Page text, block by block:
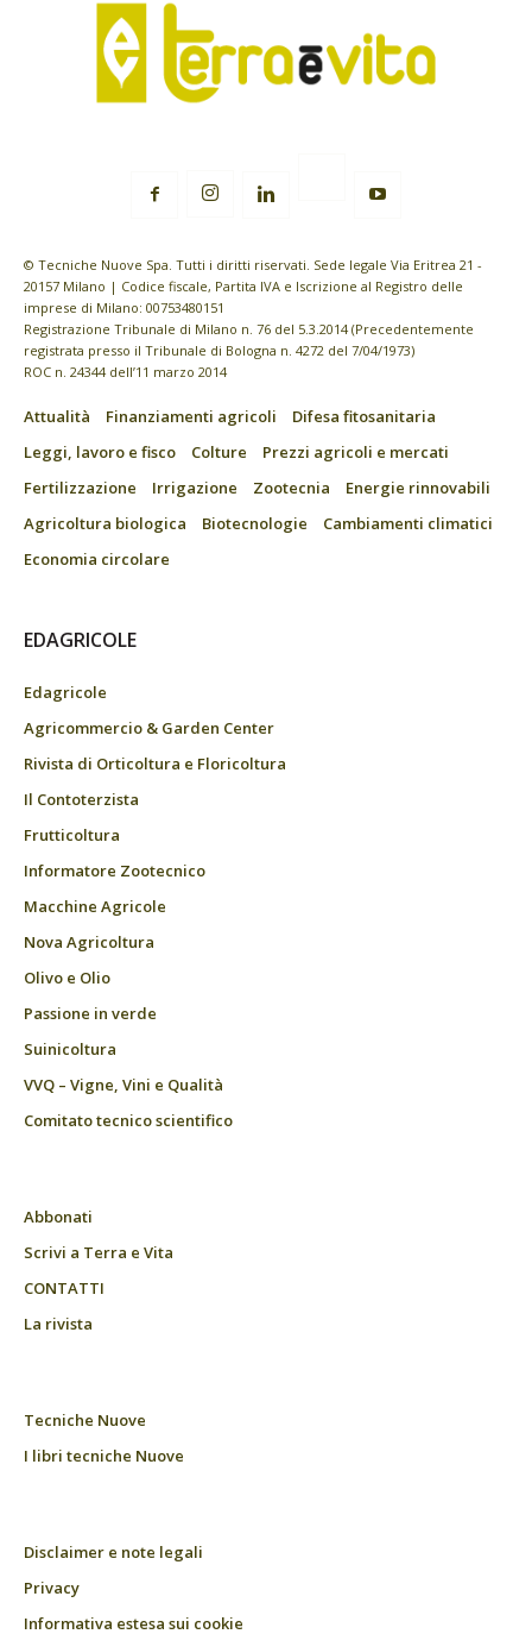
© Tecniche Nuove Spa. Tutti i diritti riservati. Sede legale Via Eritrea 21 -
20157 Milano | Codice fiscale, Partita IVA e Iscrizione al Registro delle
imprese di Milano: 00753480151
Registrazione Tribunale di Milano n. 76 del 5.3.2014 (Precedentemente
registrata presso il Tribunale di Bologna n. 4272 del 7/04/1973)
ROC n. 24344 dell’11 marzo 2014
Attualità Finanziamenti agricoli
Difesa fitosanitaria
Leggi, lavoro e fisco
Colture
Prezzi agricoli e mercati
Fertilizzazione
Irrigazione Zootecnia
Energie rinnovabili
Agricoltura biologica
Biotecnologie
Cambiamenti climatici
Economia circolare
EDAGRICOLE
Edagricole
Agricommercio & Garden Center
Rivista di Orticoltura e Floricoltura
Il Contoterzista
Frutticoltura
Informatore Zootecnico
Macchine Agricole
Nova Agricoltura
Olivo e Olio
Passione in verde
Suinicoltura
VVQ – Vigne, Vini e Qualità
Comitato tecnico scientifico
Abbonati
Scrivi a Terra e Vita
CONTATTI
La rivista
Tecniche Nuove
I libri tecniche Nuove
Disclaimer e note legali
Privacy
Informativa estesa sui cookie